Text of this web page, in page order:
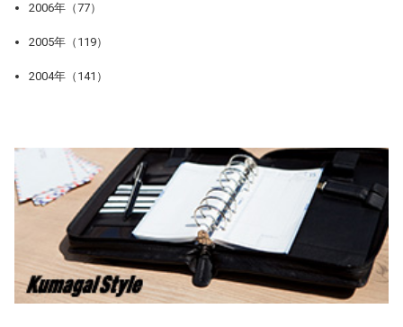
2006年（77）
2005年（119）
2004年（141）